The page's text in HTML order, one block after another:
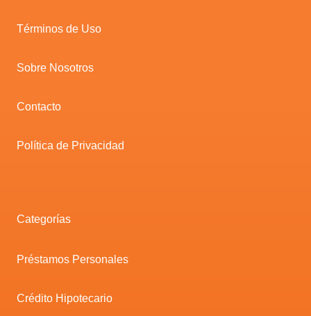
Términos de Uso
Sobre Nosotros
Contacto
Política de Privacidad
Categorías
Préstamos Personales
Crédito Hipotecario